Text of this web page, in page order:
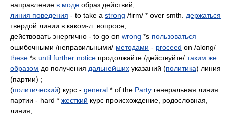
направление в моде образ действий;
линия поведения - to take a strong /firm/ * over smth. держаться
твердой линии в каком-л. вопросе;
действовать энергично - to go on wrong *s пользоваться
ошибочными /неправильными/ методами - proceed on /along/
these *s until further notice продолжайте /действуйте/ таким же
образом до получения дальнейших указаний (политика) линия
(партии) ;
(политический) курс - general * of the Party генеральная линия
партии - hard * жесткий курс происхождение, родословная,
линия;